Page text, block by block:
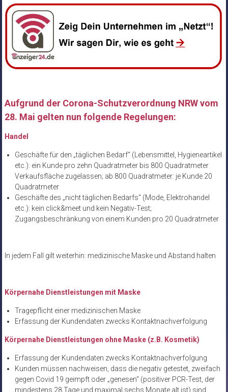
Aufgrund der Corona-Schutzverordnung NRW vom
28. Mai gelten nun folgende Regelungen:
Handel
Geschäfte für den „täglichen Bedarf“ (Lebensmittel, Hygieneartikel
etc.): ein Kunde pro zehn Quadratmeter bis 800 Quadratmeter
Verkaufsfläche zugelassen; ab 800 Quadratmeter: je Kunde 20
Quadratmeter
Geschäfte des „nicht täglichen Bedarfs“ (Mode, Elektrohandel
etc.): kein click&meet und kein Negativ-Test;
Zugangsbeschränkung von einem Kunden pro 20 Quadratmeter
In jedem Fall gilt weiterhin: medizinische Maske und Abstand halten
Körpernahe Dienstleistungen mit Maske
Tragepflicht einer medizinischen Maske
Erfassung der Kundendaten zwecks Kontaktnachverfolgung
Körpernahe Dienstleistungen ohne Maske (z.B. Kosmetik)
Erfassung der Kundendaten zwecks Kontaktnachverfolgung
Kunden müssen nachweisen, dass die negativ getestet, zweifach
gegen Covid 19 geimpft oder „genesen“ (positiver PCR-Test, der
mindestens 28 Tage und maximal sechs Monate alt ist) sind.